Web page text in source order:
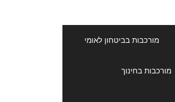
מורכבות בביטחון לאומי
מורכבות בחינוך